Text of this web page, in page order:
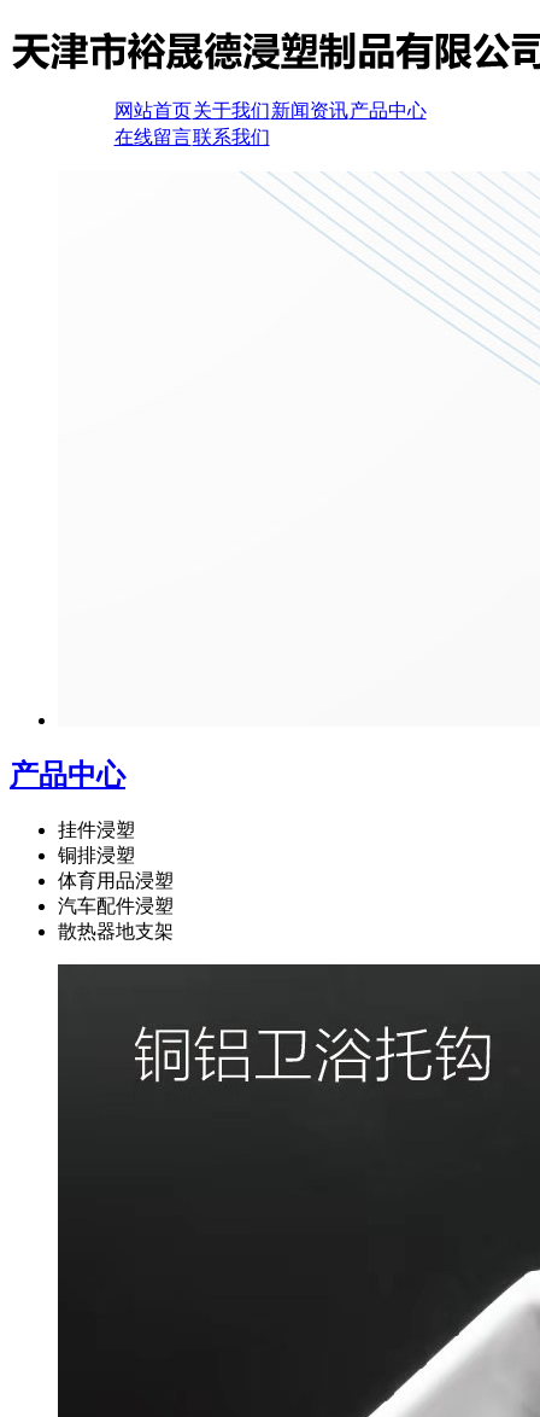
网站首页关于我们新闻资讯产品中心
在线留言联系我们
产品中心
挂件浸塑
铜排浸塑
体育用品浸塑
汽车配件浸塑
散热器地支架